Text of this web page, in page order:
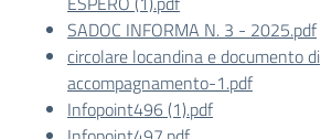
SADOC INFORMA N. 3 - 2025.pdf
circolare locandina e documento di
accompagnamento-1.pdf
Infopoint496 (1).pdf